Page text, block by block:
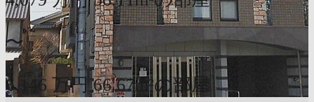
〜
6,146 万円 66.67m²の部屋